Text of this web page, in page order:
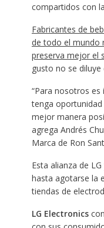
compartidos con
Fabricantes de
de todo el mundo
preserva mejor el
gusto no se
“Para nosotros
tenga
mejor manera
agrega Andrés
Marca de Ron
Esta alianza de
hasta agotarse la
tiendas de
LG Electronics